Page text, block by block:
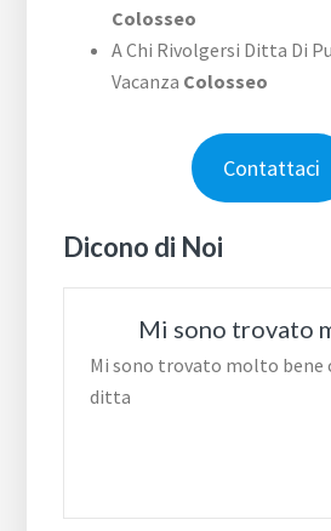
Colosseo
A Chi Rivolgersi Ditta Di
Vacanza Colosseo
Contattaci
Dicono di Noi
Mi sono trovato
Mi sono trovato molto bene
ditta